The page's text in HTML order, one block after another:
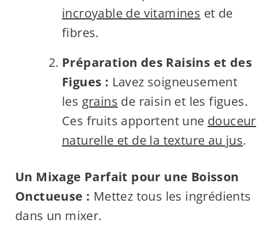
incroyable de vitamines et de
fibres.
Préparation des Raisins et des
Figues : Lavez soigneusement
les grains de raisin et les figues.
Ces fruits apportent une douceur
naturelle et de la texture au jus.
Un Mixage Parfait pour une Boisson
Onctueuse : Mettez tous les ingrédients
dans un mixer.